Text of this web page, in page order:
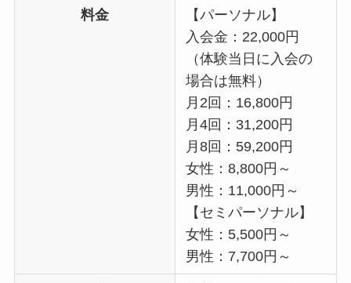
料金
【パーソナル】
入会金：22,000円
（体験当日に入会の
場合は無料）
月2回：16,800円
月4回：31,200円
月8回：59,200円
女性：8,800円～
男性：11,000円～
【セミパーソナル】
女性：5,500円～
男性：7,700円～